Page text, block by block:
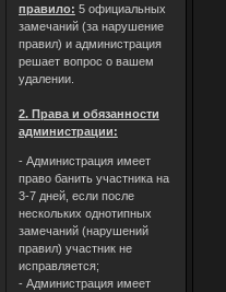
правило: 5 официальных
замечаний (за нарушение
правил) и администрация
решает вопрос о вашем
удалении.
2. Права и обязанности
администрации:
- Администрация имеет
право банить участника на
3-7 дней, если после
нескольких однотипных
замечаний (нарушений
правил) участник не
исправляется;
- Администрация имеет